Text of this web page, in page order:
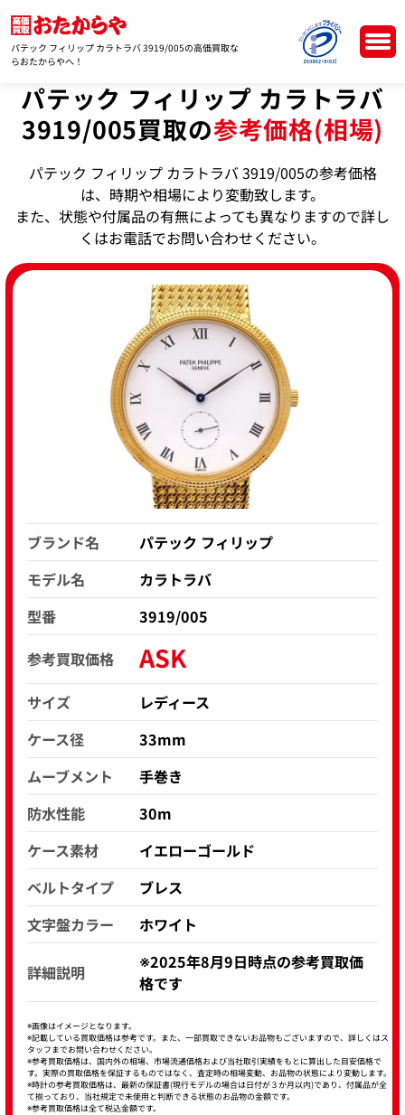
パテック フィリップ カラトラバ 3919/005の高価買取な
らおたからやへ！
パテック フィリップ カラトラバ
3919/005買取の参考価格(相場)
パテック フィリップ カラトラバ 3919/005の参考価格
は、時期や相場により変動致します。
また、状態や付属品の有無によっても異なりますので詳し
くはお電話でお問い合わせください。
ブランド名
パテック フィリップ
モデル名
カラトラバ
型番
3919/005
参考買取価格
ASK
サイズ
レディース
ケース径
33mm
ムーブメント
手巻き
防水性能
30m
ケース素材
イエローゴールド
ベルトタイプ
ブレス
文字盤カラー
ホワイト
詳細説明
※2025年8月9日時点の参考買取価
格です
※画像はイメージとなります。
※記載している買取価格は参考です。また、一部買取できないお品物もございますので、詳しくはス
タッフまでお問い合わせください。
※参考買取価格は、国内外の相場、市場流通価格および当社取引実績をもとに算出した目安価格で
す。実際の買取価格を保証するものではなく、査定時の相場変動、お品物の状態により変動します。
※時計の参考買取価格は、最新の保証書(現行モデルの場合は日付が３か月以内)であり、付属品が全
て揃っており、当社規定で未使用と判断できる状態のお品物の金額です。
※参考買取価格は全て税込金額です。